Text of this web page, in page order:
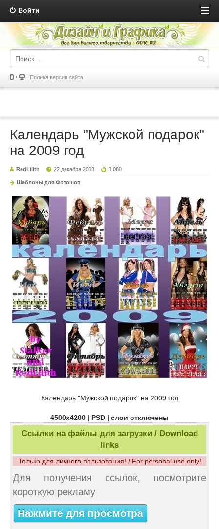
Войти
Полная версия сайта
Календарь "Мужской подарок"
на 2009 год
RedLilith 22 декабря 2008 3 080
Шаблоны для Фотошоп
Календарь "Мужской подарок" на 2009 год
4500х4200 | PSD | слои отключены
Ссылки на файлы для загрузки / Download
links
Только для личного пользования! / For personal use only!
Для получения ссылок, посмотрите
короткую рекламу
Нажмите для просмотра